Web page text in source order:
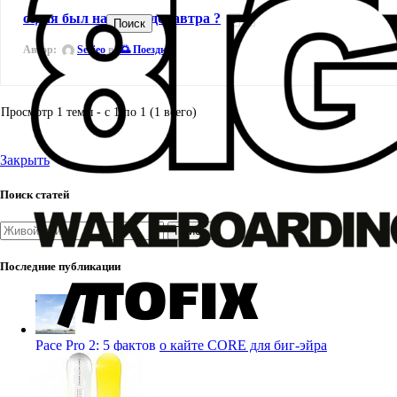
Поиск
седня был на визе. где завтра ?
Автор: Serjeo в: 🌅 Поездки
Просмотр 1 темы - с 1 по 1 (1 всего)
Закрыть
Поиск статей
Поиск
Последние публикации
Pace Pro 2: 5 фактов о кайте CORE для биг-эйра
27.07.2026